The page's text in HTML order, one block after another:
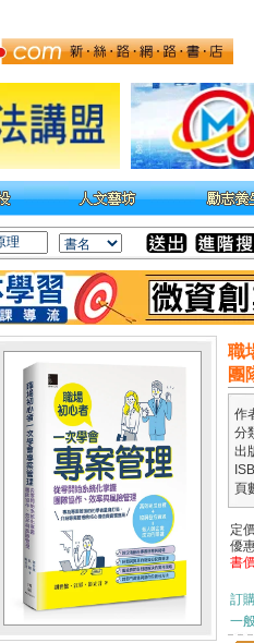
職
團
作
分
出
頁
定
優
書
訂
一